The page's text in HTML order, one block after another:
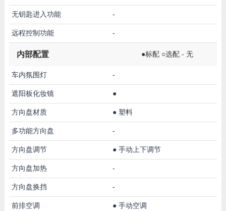
无钥匙进入功能 -
远程控制功能 -
内部配置 ●标配 ○选配 - 无
车内氛围灯 -
遮阳板化妆镜 ●
方向盘材质 ● 塑料
多功能方向盘 -
方向盘调节 ● 手动上下调节
方向盘加热 -
方向盘换挡 -
前排空调 ● 手动空调